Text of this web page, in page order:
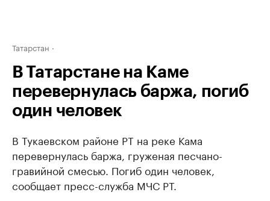
Татарстан
В Татарстане на Каме
перевернулась баржа, погиб
один человек
В Тукаевском районе РТ на реке Кама
перевернулась баржа, груженая песчано-
гравийной смесью. Погиб один человек,
сообщает пресс-служба МЧС РТ.